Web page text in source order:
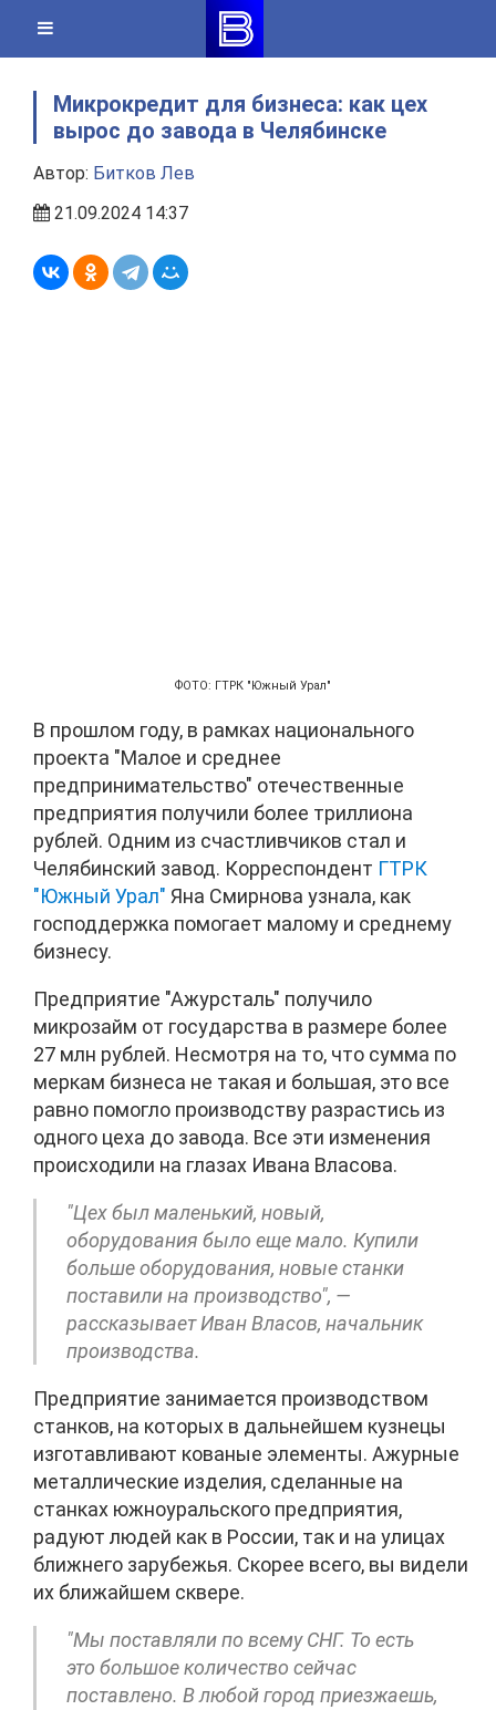
content
Микрокредит для бизнеса: как цех
вырос до завода в Челябинске
Автор: Битков Лев
21.09.2024 14:37
ФОТО: ГТРК "Южный Урал"
В прошлом году, в рамках национального
проекта "Малое и среднее
предпринимательство" отечественные
предприятия получили более триллиона
рублей. Одним из счастливчиков стал и
Челябинский завод. Корреспондент ГТРК
"Южный Урал" Яна Смирнова узнала, как
господдержка помогает малому и среднему
бизнесу.
Предприятие "Ажурсталь" получило
микрозайм от государства в размере более
27 млн рублей. Несмотря на то, что сумма по
меркам бизнеса не такая и большая, это все
равно помогло производству разрастись из
одного цеха до завода. Все эти изменения
происходили на глазах Ивана Власова.
"Цех был маленький, новый,
оборудования было еще мало. Купили
больше оборудования, новые станки
поставили на производство", —
рассказывает Иван Власов, начальник
производства.
Предприятие занимается производством
станков, на которых в дальнейшем кузнецы
изготавливают кованые элементы. Ажурные
металлические изделия, сделанные на
станках южноуральского предприятия,
радуют людей как в России, так и на улицах
ближнего зарубежья. Скорее всего, вы видели
их ближайшем сквере.
"Мы поставляли по всему СНГ. То есть
это большое количество сейчас
поставлено. В любой город приезжаешь,